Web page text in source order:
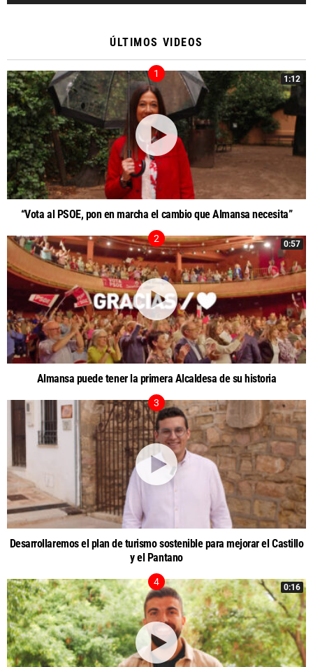
ÚLTIMOS VIDEOS
1:12
“Vota al PSOE, pon en marcha el cambio que Almansa necesita”
0:57
Almansa puede tener la primera Alcaldesa de su historia
Desarrollaremos el plan de turismo sostenible para mejorar el Castillo
y el Pantano
0:16